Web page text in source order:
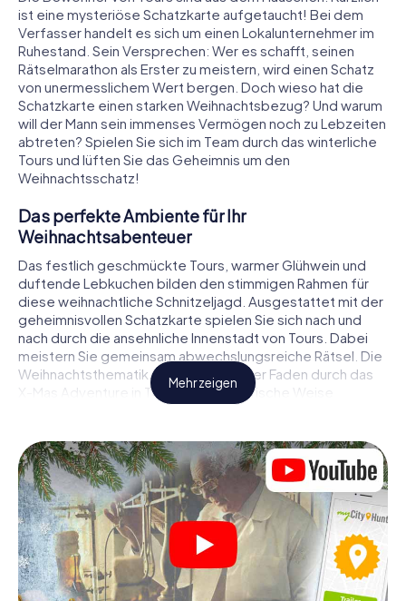
ist eine mysteriöse Schatzkarte aufgetaucht! Bei dem
Verfasser handelt es sich um einen Lokalunternehmer im
Ruhestand. Sein Versprechen: Wer es schafft, seinen
Rätselmarathon als Erster zu meistern, wird einen Schatz
von unermesslichem Wert bergen. Doch wieso hat die
Schatzkarte einen starken Weihnachtsbezug? Und warum
will der Mann sein immenses Vermögen noch zu Lebzeiten
abtreten? Spielen Sie sich im Team durch das winterliche
Tours und lüften Sie das Geheimnis um den
Weihnachtsschatz!
Das perfekte Ambiente für Ihr
Weihnachtsabenteuer
Das festlich geschmückte Tours, warmer Glühwein und
duftende Lebkuchen bilden den stimmigen Rahmen für
diese weihnachtliche Schnitzeljagd. Ausgestattet mit der
geheimnisvollen Schatzkarte spielen Sie sich nach und
nach durch die ansehnliche Innenstadt von Tours. Dabei
meistern Sie gemeinsam abwechslungsreiche Rätsel. Die
Weihnachtsthematik zieht sich als roter Faden durch das
X-Mas Adventure in Tours. Auf spielerische Weise
erfahren Sie faszinierende Anekdoten rund um das
Hinweise richtig zu deuten und anderen Schatzsuchern
stets einen Schritt voraus zu sein?
Der Weihnachtsmarkt von Tours als
Zwischenstopp
Stellen Sie ein kompetentes Team aus Freunden oder
Familienmitgliedern zusammen und begeben Sie sich
gemeinsam auf eine weihnachtliche Rätseltour durch
Mehr zeigen